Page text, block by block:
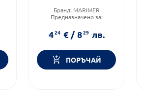
Бранд: MARIMER
Предназначено за:
Приложение:назално
424 € / 829 лв.
ПОРЪЧАЙ